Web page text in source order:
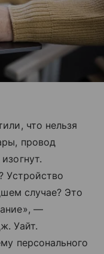
что нельзя
провод
Устройство
случае? Это
—
Уайт.
персонального